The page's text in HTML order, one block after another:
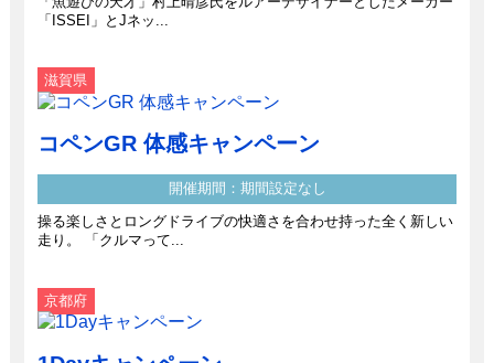
「ISSEI」とJネッ...
滋賀県
コペンGR 体感キャンペーン
開催期間：期間設定なし
操る楽しさとロングドライブの快適さを合わせ持った全く新しい
走り。 「クルマって...
京都府